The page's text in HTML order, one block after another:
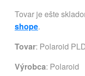
Tovar je ešte
shope.
Tovar: Polaroid
Výrobca: Polaroid